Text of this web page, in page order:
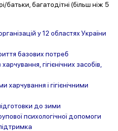
батьки, багатодітні (більш ніж 5
у 12 областях України
базових потреб
гігієнічних засобів,
харчування і гігієнічними
до зими
психологічної допомоги